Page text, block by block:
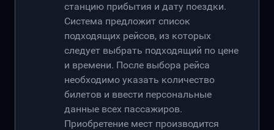
станцию прибытия и дату поездки.
Система предложит список
подходящих рейсов, из которых
следует выбрать подходящий по цене
и времени. После выбора рейса
необходимо указать количество
билетов и ввести персональные
данные всех пассажиров.
Приобретение мест производится